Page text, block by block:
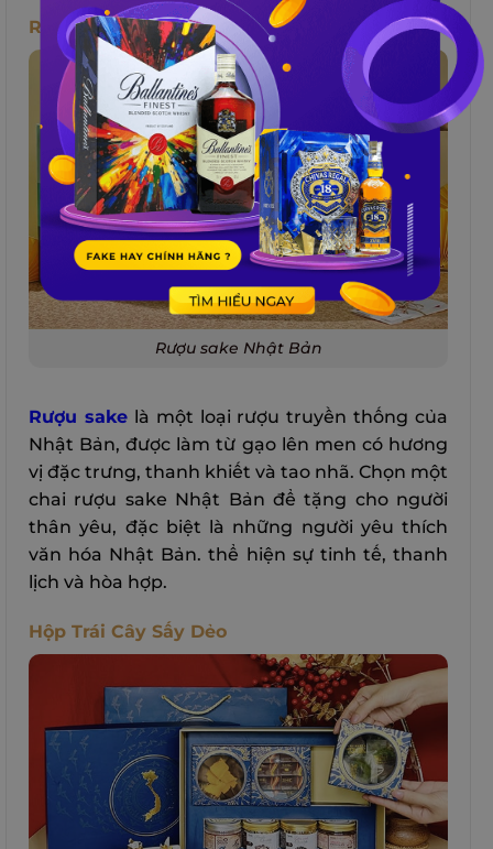
Rượu Sake Nhật Bản
Rượu sake Nhật Bản
Rượu sakelà một loại rượu truyền thống của
Nhật Bản, được làm từ gạo lên men có hương
vị đặc trưng, thanh khiết và tao nhã. Chọn một
chai rượu sake Nhật Bản để tặng cho người
thân yêu, đặc biệt là những người yêu thích
văn hóa Nhật Bản. thể hiện sự tinh tế, thanh
lịch và hòa hợp.
Hộp Trái Cây Sấy Dẻo